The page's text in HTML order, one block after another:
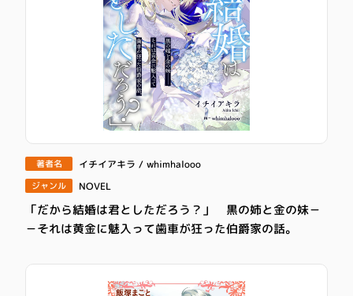
著者名 イチイアキラ / whimhalooo
ジャンル NOVEL
「だから結婚は君としただろう？」 黒の姉と金の妹－
－それは黄金に魅入って歯車が狂った伯爵家の話。